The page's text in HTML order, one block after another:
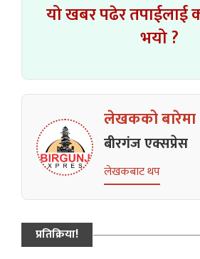
यो खबर पढेर तपाईलाई
भयो ?
लेखकको बारेमा
बीरगंज एक्सप्रेस
लेखकबाट थप
प्रतिक्रिया!